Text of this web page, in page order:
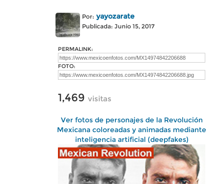
Por: yayozarate
Publicada: Junio 15, 2017
PERMALINK:
FOTO:
1,469 visitas
Ver fotos de personajes de la Revolución
Mexicana coloreadas y animadas mediante
inteligencia artificial (deepfakes)